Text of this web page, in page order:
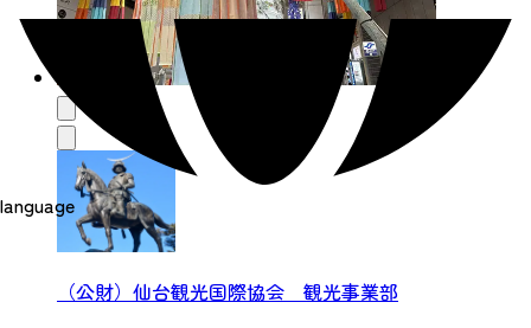
language
（公財）仙台観光国際協会 観光事業部